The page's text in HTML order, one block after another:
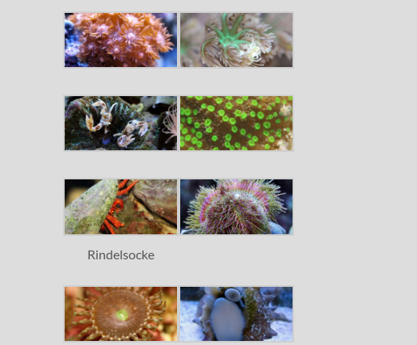
Rindelsocke